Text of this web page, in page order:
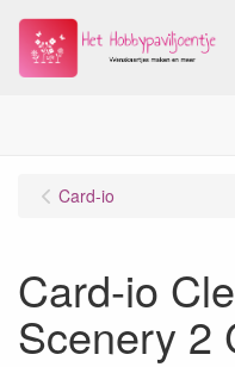
Card-io
Card-io
Scenery 2